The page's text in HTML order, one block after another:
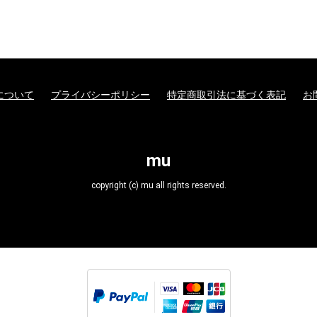
ついて プライバシーポリシー 特定商取引法に基づく表記 お
mu
copyright (c) mu all rights reserved.